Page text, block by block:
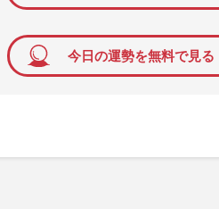
今日の運勢を無料で見る